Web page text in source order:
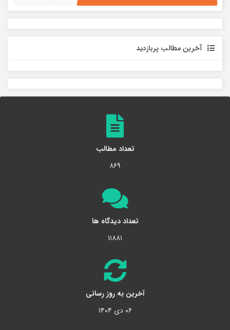
آخرین مطالب پربازدید
تعداد مطالب
۸۶۹
تعداد دیدگاه ها
۱۱۸۸۱
آخرین به روز رسانی
۰۶ دی ۱۴۰۴